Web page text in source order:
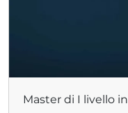
Master di I livello in